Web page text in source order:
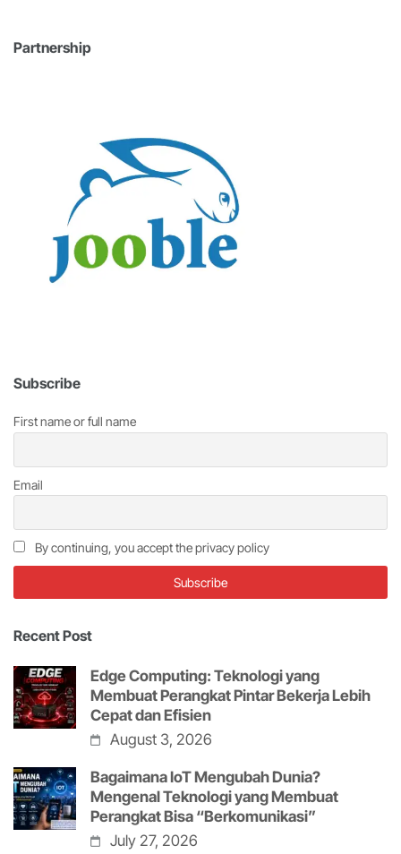
Partnership
Subscribe
First name or full name
Email
By continuing, you accept the privacy policy
Recent Post
Edge Computing: Teknologi yang
Membuat Perangkat Pintar Bekerja Lebih
Cepat dan Efisien
August 3, 2026
Bagaimana IoT Mengubah Dunia?
Mengenal Teknologi yang Membuat
Perangkat Bisa “Berkomunikasi”
July 27, 2026